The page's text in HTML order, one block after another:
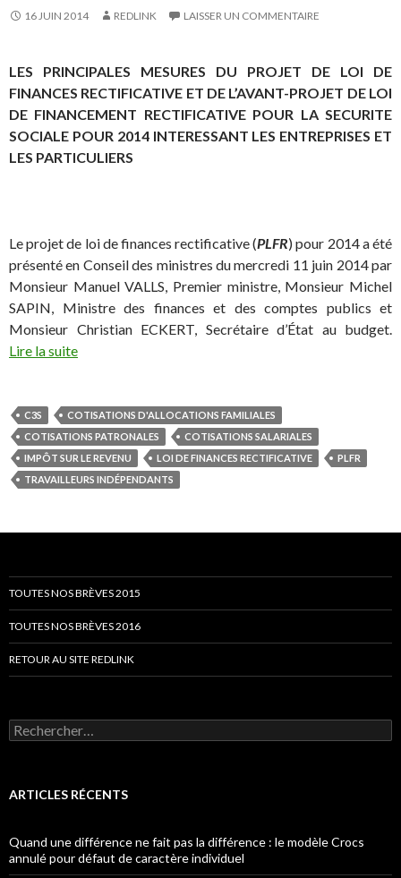
16 JUIN 2014 REDLINK LAISSER UN COMMENTAIRE
LES PRINCIPALES MESURES DU PROJET DE LOI DE
FINANCES RECTIFICATIVE ET DE L’AVANT-PROJET DE LOI
DE FINANCEMENT RECTIFICATIVE POUR LA SECURITE
SOCIALE POUR 2014 INTERESSANT LES ENTREPRISES ET
LES PARTICULIERS
Le projet de loi de finances rectificative (PLFR) pour 2014 a été
présenté en Conseil des ministres du mercredi 11 juin 2014 par
Monsieur Manuel VALLS, Premier ministre, Monsieur Michel
SAPIN, Ministre des finances et des comptes publics et
Monsieur Christian ECKERT, Secrétaire d’État au budget.
Lire la suite
C3S
COTISATIONS D'ALLOCATIONS FAMILIALES
COTISATIONS PATRONALES
COTISATIONS SALARIALES
IMPÔT SUR LE REVENU
LOI DE FINANCES RECTIFICATIVE
PLFR
TRAVAILLEURS INDÉPENDANTS
TOUTES NOS BRÈVES 2015
TOUTES NOS BRÈVES 2016
RETOUR AU SITE REDLINK
Rechercher :
ARTICLES RÉCENTS
Quand une différence ne fait pas la différence : le modèle Crocs
annulé pour défaut de caractère individuel